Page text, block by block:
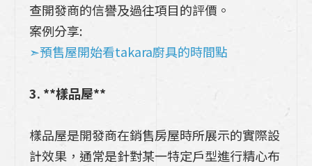
查開發商的信譽及過往項目的評價。
案例分享:
➣預售屋開始看takara廚具的時間點
3. **樣品屋**
樣品屋是開發商在銷售房屋時所展示的實際設
計效果，通常是針對某一特定戶型進行精心布